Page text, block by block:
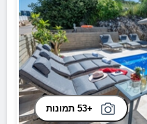
+53 תמונות